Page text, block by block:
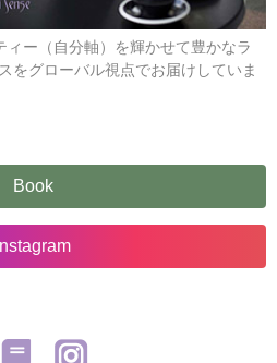
ー（自分軸）を輝かせて豊かなラ
をグローバル視点でお届けしていま
Book
Instagram